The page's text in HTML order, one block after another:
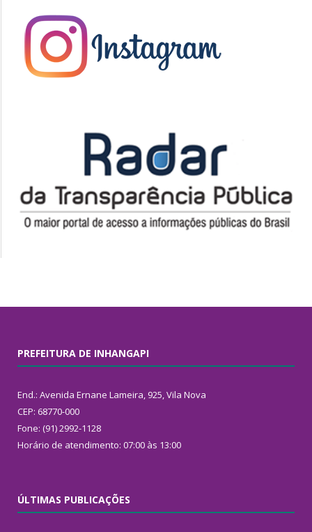
PREFEITURA DE INHANGAPI
End.: Avenida Ernane Lameira, 925, Vila Nova
CEP: 68770-000
Fone: (91) 2992-1128
Horário de atendimento: 07:00 às 13:00
ÚLTIMAS PUBLICAÇÕES